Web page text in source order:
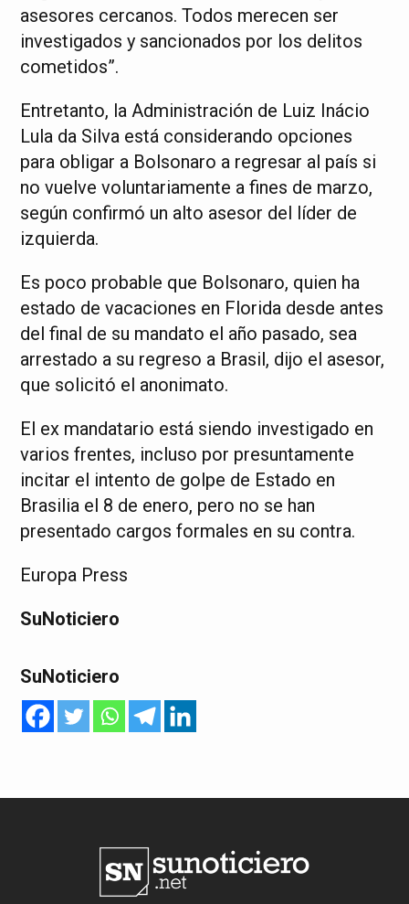
asesores cercanos. Todos merecen ser
investigados y sancionados por los delitos
cometidos”.
Entretanto, la Administración de Luiz Inácio
Lula da Silva está considerando opciones
para obligar a Bolsonaro a regresar al país si
no vuelve voluntariamente a fines de marzo,
según confirmó un alto asesor del líder de
izquierda.
Es poco probable que Bolsonaro, quien ha
estado de vacaciones en Florida desde antes
del final de su mandato el año pasado, sea
arrestado a su regreso a Brasil, dijo el asesor,
que solicitó el anonimato.
El ex mandatario está siendo investigado en
varios frentes, incluso por presuntamente
incitar el intento de golpe de Estado en
Brasilia el 8 de enero, pero no se han
presentado cargos formales en su contra.
Europa Press
SuNoticiero
SuNoticiero